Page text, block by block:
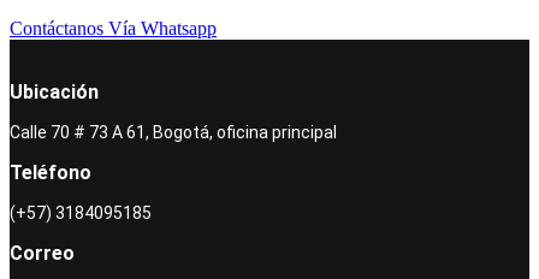
Contáctanos Vía Whatsapp
Ubicación
Calle 70 # 73 A 61, Bogotá, oficina principal
Teléfono
(+57) 3184095185
Correo